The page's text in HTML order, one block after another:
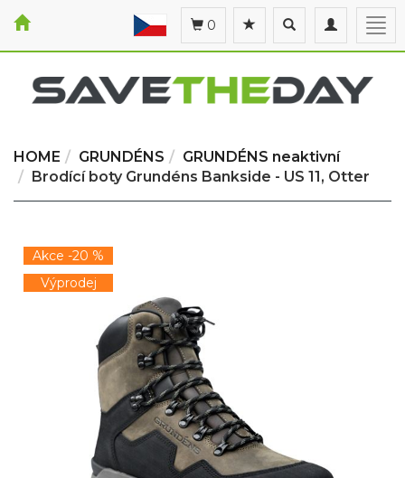
Toggle
navigation
Toggle
search
0
HOME GRUNDÉNS
GRUNDÉNS neaktivní
Brodící boty Grundéns Bankside - US 11, Otter
Akce -20 %
Výprodej